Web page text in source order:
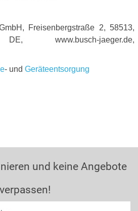
Freisenbergstraße 2, 58513,
www.busch-jaeger.de,
- und Geräteentsorgung
und keine Angebote
verpassen!